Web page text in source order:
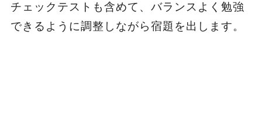
チェックテストも含めて、バランスよく勉強
できるように調整しながら宿題を出します。